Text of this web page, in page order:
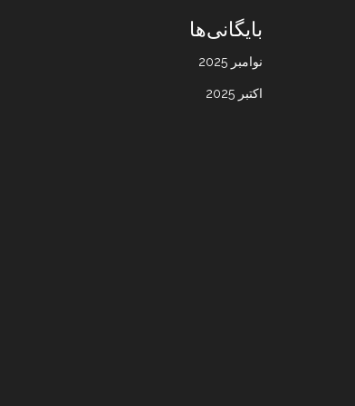
بایگانی‌ها
نوامبر 2025
اکتبر 2025